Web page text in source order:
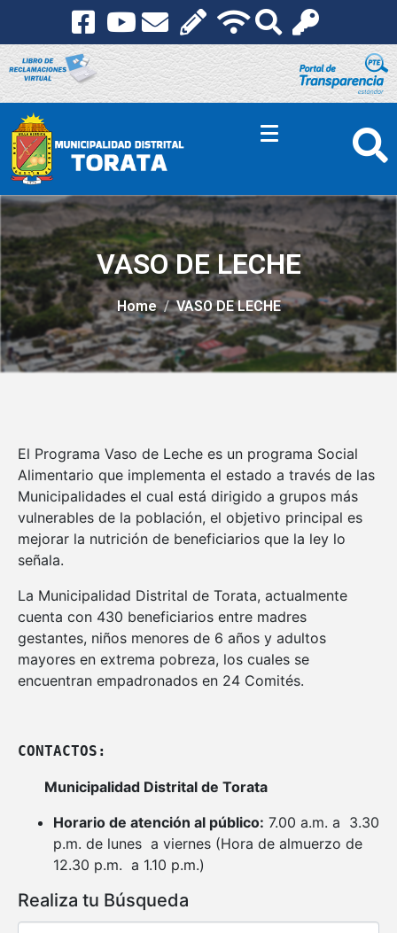
VASO DE LECHE
Home VASO DE LECHE
El Programa Vaso de Leche es un programa Social
Alimentario que implementa el estado a través de las
Municipalidades el cual está dirigido a grupos más
vulnerables de la población, el objetivo principal es
mejorar la nutrición de beneficiarios que la ley lo
señala.
La Municipalidad Distrital de Torata, actualmente
cuenta con 430 beneficiarios entre madres
gestantes, niños menores de 6 años y adultos
mayores en extrema pobreza, los cuales se
encuentran empadronados en 24 Comités.
CONTACTOS:
Municipalidad Distrital de Torata
Horario de atención al público: 7.00 a.m. a 3.30
p.m. de lunes a viernes (Hora de almuerzo de
12.30 p.m. a 1.10 p.m.)
Realiza tu Búsqueda